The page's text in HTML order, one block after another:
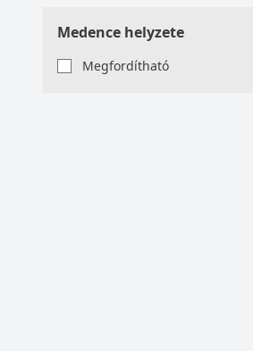
650x500 mm
680x500 mm
210, 165 mm
220, 140 mm
Medence helyzete
Megfordítható